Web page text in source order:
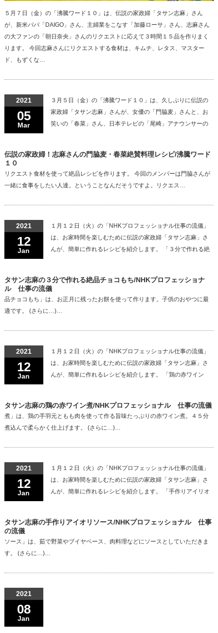
５月７日（金）の「沸騰ワード１０」は、伝説の家政婦「タサン志麻」さん
が、新米パパ「DAIGO」さん、主婦業をこなす「加藤ローサ」さん、志麻さん
の大ファンの「朝日奈央」さんのリクエストに応えて３時間１５品を作りまく
ります。 今回志麻さんにリクエストする食材は、キムチ、レタス、マスター
ド、もずくな…
2021
05
Mar
伝説の家政婦！志麻さんの門脇麦・春菜絶賛料理レシピ/沸騰ワード
１０
３月５日（金）の「沸騰ワード１０」は、久しぶりに伝説の
家政婦「タサン志麻」さんが、女優の「門脇麦」さんと、お
笑いの「春菜」さん、日本テレビの「尾崎」アナウンサーの
リクエスト食材を使って絶品レシピを作ります。 今回のメンバーは門脇さんが
一緒に食事をしたい人達。ということなんだそうですよ。リクエス…
2021
12
Jan
タサン志麻の３分で作れる絶品チョコもち/NHKプロフェッショナ
ル 仕事の流儀
１月１２日（火）の「NHKプロフェッショナル仕事の流儀」
は、お家時間を楽しむために伝説の家政婦「タサン志麻」さ
んが、簡単に作れるレシピを紹介します。 「３分で作れる絶
品チョコもち」は、お正月に残ったお餅を使って作ります。子供のおやつに最
適です。 (さらに…)…
2021
12
Jan
タサン志麻の鶏の赤ワイン煮/NHKプロフェッショナル 仕事の流儀
１月１２日（火）の「NHKプロフェッショナル仕事の流儀」
は、お家時間を楽しむために伝説の家政婦「タサン志麻」さ
んが、簡単に作れるレシピを紹介します。 「鶏の赤ワイン
煮」は、鶏の手羽元ともも肉を使って作る旨味たっぷりの赤ワイン煮。４５分
煮込んで柔らかく仕上げます。 (さらに…)…
2021
12
Jan
タサン志麻の手作りアイオリソース/NHKプロフェッショナル 仕事
の流儀
１月１２日（火）の「NHKプロフェッショナル仕事の流儀」
は、お家時間を楽しむために伝説の家政婦「タサン志麻」さ
んが、簡単に作れるレシピを紹介します。 「手作りアイリオ
ソース」は、茹で野菜やブイヤベース、肉料理などにソースとしていただきま
す。 (さらに…)…
2021
08
Jan